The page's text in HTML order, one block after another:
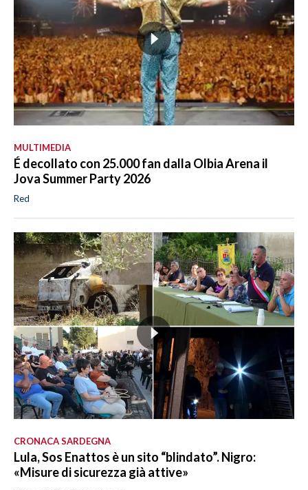
MULTIMEDIA
É decollato con 25.000 fan dalla Olbia Arena il
Jova Summer Party 2026
Red
CRONACA SARDEGNA
Lula, Sos Enattos è un sito “blindato”. Nigro:
«Misure di sicurezza già attive»